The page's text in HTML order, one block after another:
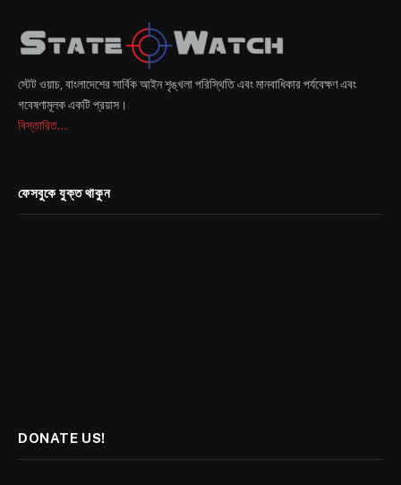
স্টেট ওয়াচ, বাংলাদেশের সার্বিক আইন শৃঙ্খলা পরিস্থিতি এবং মানবাধিকার পর্যবেক্ষণ এবং
গবেষণামূলক একটি প্রয়াস।
বিস্তারিত...
ফেসবুকে যুক্ত থাকুন
DONATE US!